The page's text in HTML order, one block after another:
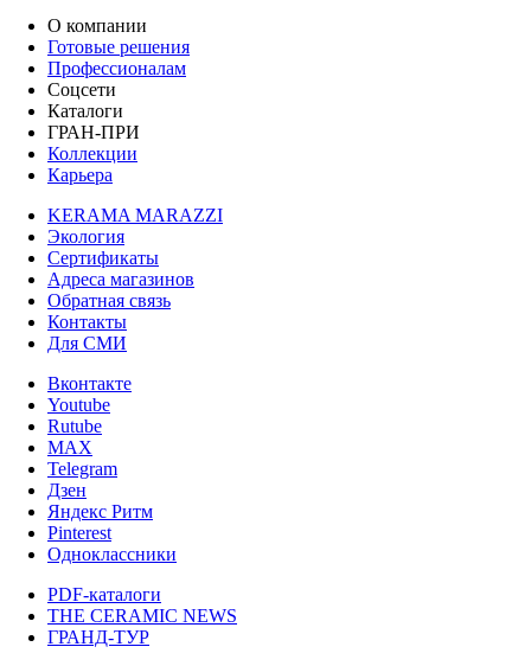
О компании
Готовые решения
Профессионалам
Соцсети
Каталоги
ГРАН-ПРИ
Коллекции
Карьера
KERAMA MARAZZI
Экология
Сертификаты
Адреса магазинов
Обратная связь
Контакты
Для СМИ
Вконтакте
Youtube
Rutube
MAX
Telegram
Дзен
Яндекс Ритм
Pinterest
Одноклассники
PDF-каталоги
THE CERAMIC NEWS
ГРАНД-ТУР